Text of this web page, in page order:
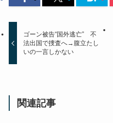
ゴーン被告“国外逃亡” 不
法出国で捜査へ→腹立たし
いの一言しかない
関連記事